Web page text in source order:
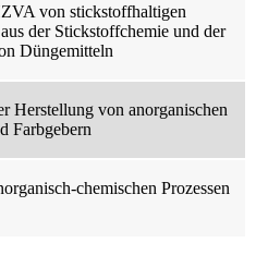
von stickstoffhaltigen
der Stickstoffchemie und der
Düngemitteln
Herstellung von anorganischen
Farbgebern
chemischen Prozessen